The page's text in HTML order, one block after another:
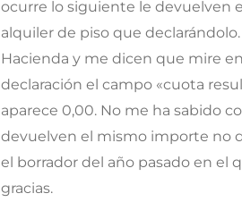
ocurre lo siguiente le devuelven
alquiler de piso que
Hacienda y me dicen que mire
declaración el campo «cuota
aparece 0,00. No me ha sabido
devuelven el mismo importe no
el borrador del año pasado en el
gracias.